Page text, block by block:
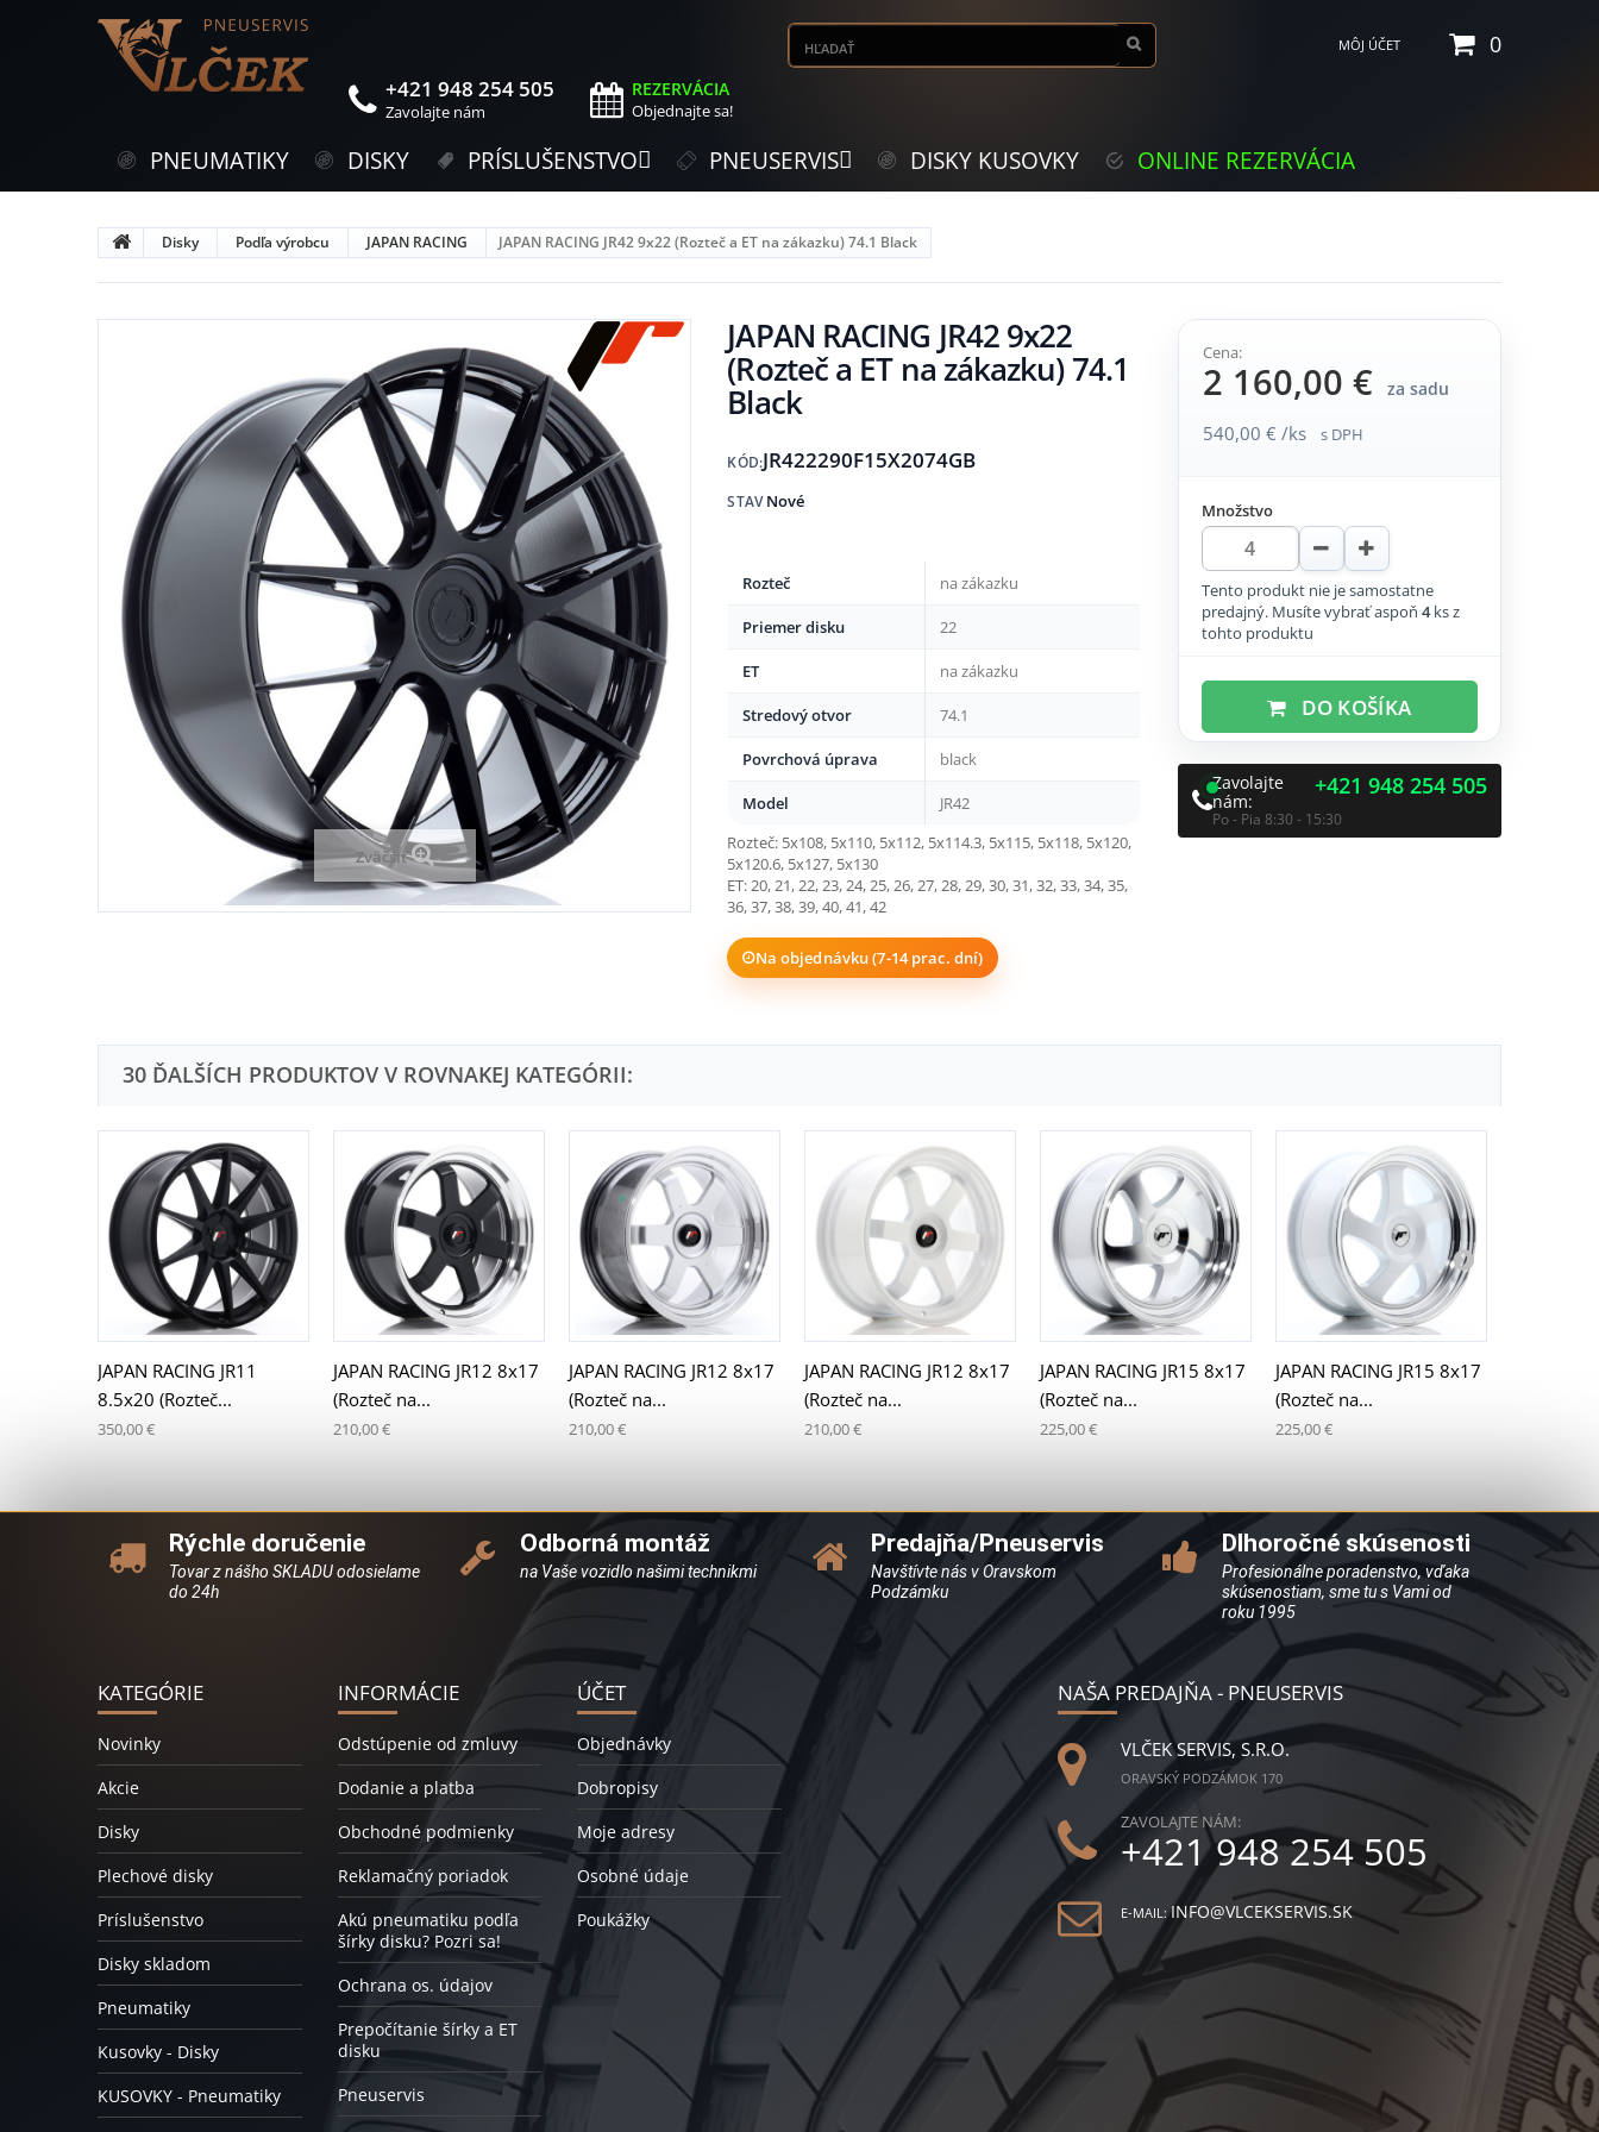
0
MÔJ ÚČET
+421 948 254 505
Zavolajte nám
REZERVÁCIA
Objednajte sa!
PNEUMATIKY DISKY PRÍSLUŠENSTVO PNEUSERVIS DISKY KUSOVKY ONLINE REZERVÁCIA
Disky Podľa výrobcu JAPAN RACING JAPAN RACING JR42 9x22 (Rozteč a ET na zákazku) 74.1 Black
Zväčšiť
JAPAN RACING JR42 9x22
(Rozteč a ET na zákazku) 74.1
Black
KÓD:JR422290F15X2074GB
STAV Nové
Rozteč na zákazku
Priemer disku 22
ET na zákazku
Stredový otvor 74.1
Povrchová úprava black
Model
JR42
Rozteč: 5x108, 5x110, 5x112, 5x114.3, 5x115, 5x118, 5x120,
5x120.6, 5x127, 5x130
ET: 20, 21, 22, 23, 24, 25, 26, 27, 28, 29, 30, 31, 32, 33, 34, 35,
36, 37, 38, 39, 40, 41, 42
Na objednávku (7-14 prac. dní)
Cena:
2 160,00 € za sadu
540,00 € /ks s DPH
Množstvo
Tento produkt nie je samostatne
predajný. Musíte vybrať aspoň 4ks z
tohto produktu
DO KOŠÍKA
Zavolajte
nám:
+421 948 254 505
Po - Pia 8:30 - 15:30
30 ĎALŠÍCH PRODUKTOV V ROVNAKEJ KATEGÓRII:
JAPAN RACING JR11
8.5x20 (Rozteč...
350,00 €
JAPAN RACING JR12 8x17
(Rozteč na...
210,00 €
JAPAN RACING JR12 8x17
(Rozteč na...
210,00 €
JAPAN RACING JR12 8x17
(Rozteč na...
210,00 €
JAPAN RACING JR15 8x17
(Rozteč na...
225,00 €
JAPAN RACING JR15 8x17
(Rozteč na...
225,00 €
Rýchle doručenie
Tovar z nášho SKLADU odosielame
do 24h
Odborná montáž
na Vaše vozidlo našimi technikmi
Predajňa/Pneuservis
Navštívte nás v Oravskom
Podzámku
Dlhoročné skúsenosti
Profesionálne poradenstvo, vďaka
skúsenostiam, sme tu s Vami od
roku 1995
KATEGÓRIE
Novinky
Akcie
Disky
Plechové disky
Príslušenstvo
Disky skladom
Pneumatiky
Kusovky - Disky
KUSOVKY - Pneumatiky
INFORMÁCIE
Odstúpenie od zmluvy
Dodanie a platba
Obchodné podmienky
Reklamačný poriadok
Akú pneumatiku podľa
šírky disku? Pozri sa!
Ochrana os. údajov
Prepočítanie šírky a ET
disku
Pneuservis
ÚČET
Objednávky
Dobropisy
Moje adresy
Osobné údaje
Poukážky
NAŠA PREDAJŇA - PNEUSERVIS
VLČEK SERVIS, S.R.O.
ORAVSKÝ PODZÁMOK 170
ZAVOLAJTE NÁM:
+421 948 254 505
E-MAIL:INFO@VLCEKSERVIS.SK